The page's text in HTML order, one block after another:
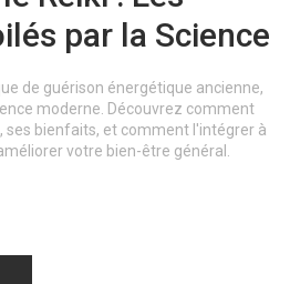
par la Science
de guérison énergétique ancienne,
moderne. Découvrez comment
bienfaits, et comment l'intégrer à
votre bien-être général.